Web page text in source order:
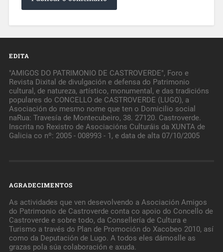
EDITA
"AMIGOS DO PATRIMONIO DE CASTROVERDE", Foro e
Revista Dixital de divulgación e defensa do Patrimonio
cultural, de natureza, artístico, monumental, e das tradicións
populares do CONCELLO de CASTROVERDE (LUGO), a
Asociación do mesmo nome que ten o Domicilio social
naRua: Travesía de Montecubeiro, 38. 27120. Castroverde.
Inscrita no Rexistro de Asociacións Culturáis da XUNTA de
Galicia co nº: 2005 - 008993 - 1, e data de alta 07/10/2005
AGRADECIMENTOS
As actividades que ven desevolvendo a Asociación Amigos
do Patrimonio de Castroverde conta co apoio do Concello de
Castroverde e sobre todo, da Consellería de Cultura e
Turismo a través do Plan de Promoción do Xacobeo 2010, así
como da Deputación de Lugo. A todos eles dámoslle as
grazas pola súa colaboración e axuda.